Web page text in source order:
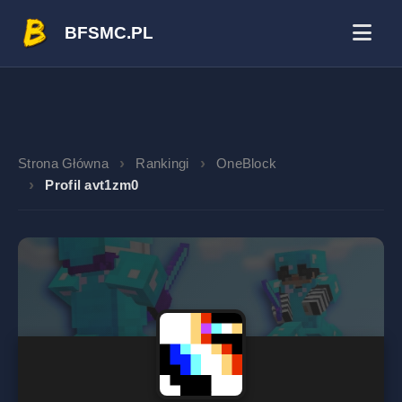
BFSMC.PL
Strona Główna Rankingi
OneBlock
Profil avt1zm0